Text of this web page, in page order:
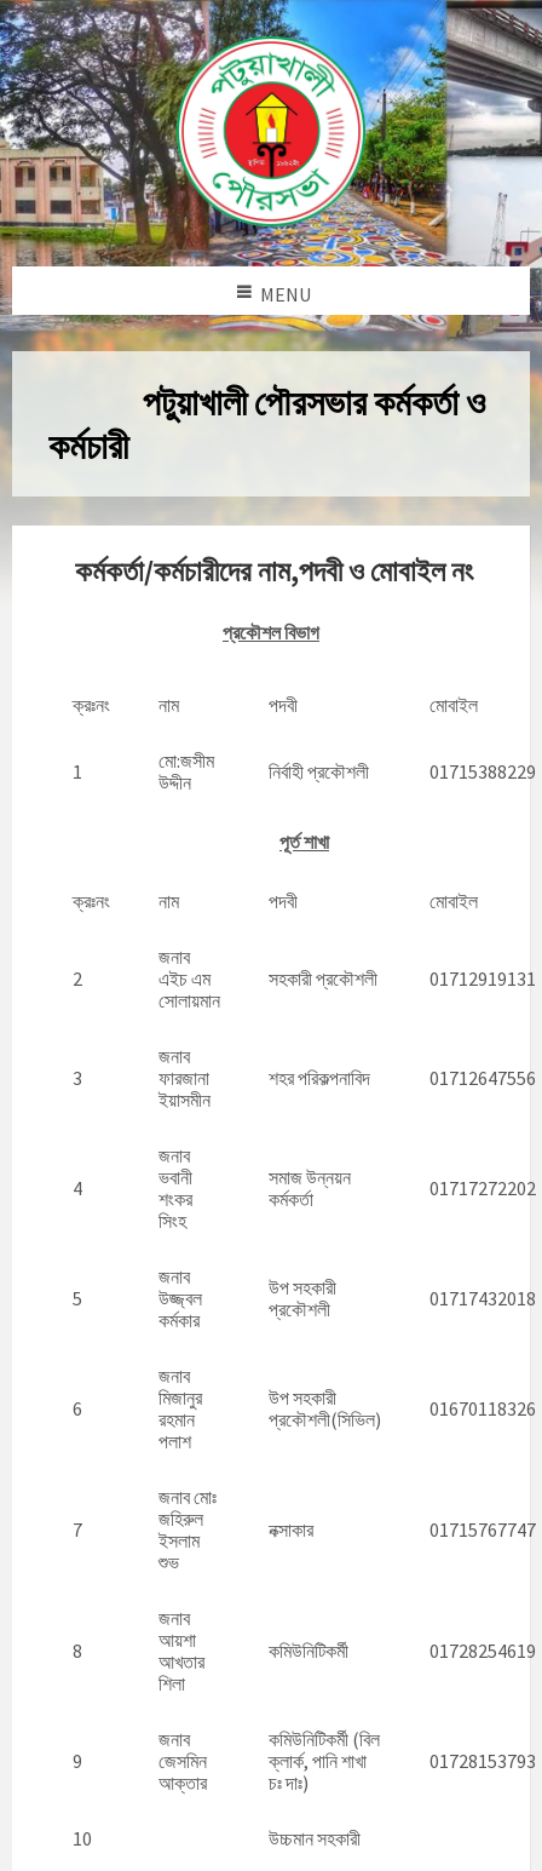
MENU
পটুয়াখালী পৌরসভার কর্মকর্তা ও
কর্মচারী
কর্মকর্তা/কর্মচারীদের নাম,পদবী ও মোবাইল নং
প্রকৌশল বিভাগ
ক্রঃনং নাম পদবী মোবাইল
1
মো:জসীম
উদ্দীন
নির্বাহী প্রকৌশলী 01715388229
পূর্ত শাখা
ক্রঃনং নাম পদবী মোবাইল
2
জনাব
এইচ এম
সোলায়মান
সহকারী প্রকৌশলী 01712919131
3
জনাব
ফারজানা
ইয়াসমীন
শহর পরিকল্পনাবিদ 01712647556
4
জনাব
ভবানী
শংকর
সিংহ
সমাজ উন্নয়ন
কর্মকর্তা
01717272202
5
জনাব
উজ্জ্বল
কর্মকার
উপ সহকারী
প্রকৌশলী
01717432018
6
জনাব
মিজানুর
রহমান
পলাশ
উপ সহকারী
প্রকৌশলী(সিভিল)
01670118326
7
জনাব মোঃ
জহিরুল
ইসলাম
শুভ
নক্সাকার 01715767747
8
জনাব
আয়শা
আখতার
শিলা
কমিউনিটিকর্মী 01728254619
9
জনাব
জেসমিন
আক্তার
কমিউনিটিকর্মী (বিল
ক্লার্ক, পানি শাখা
চঃ দাঃ)
01728153793
10 উচ্চমান সহকারী